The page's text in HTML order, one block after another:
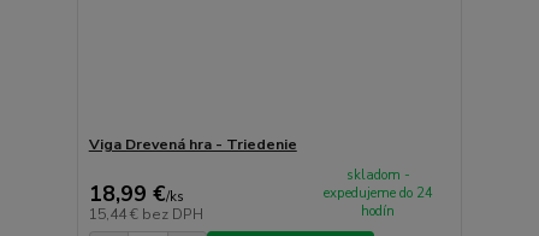
Viga Drevená hra - Triedenie
18,99 €/ks
15,44 € bez DPH
skladom -
expedujeme do 24
hodín